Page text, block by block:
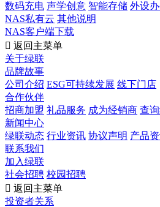
数码充电 声学创意 智能存储 外设
NAS私有云 其他说明
NAS客户端下载
 返回主菜单
关于绿联
品牌故事
公司介绍 ESG可持续发展 线下门店
合作伙伴
招商加盟 礼品服务 成为经销商 查
新闻中心
绿联动态 行业资讯 协议声明 产品
联系我们
加入绿联
社会招聘 校园招聘
 返回主菜单
投资者关系